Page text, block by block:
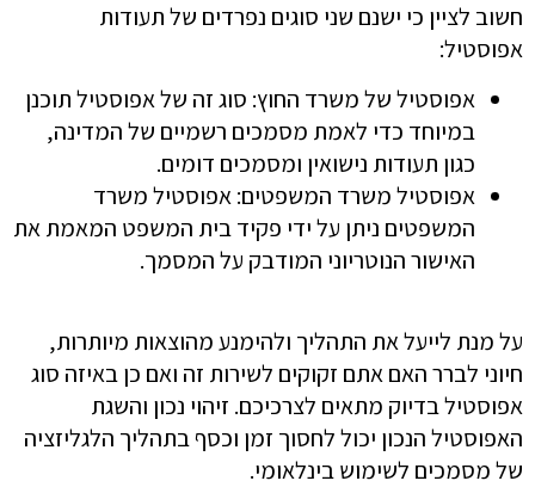
חשוב לציין כי ישנם שני סוגים נפרדים של תעודות
אפוסטיל:
אפוסטיל של משרד החוץ: סוג זה של אפוסטיל תוכנן
במיוחד כדי לאמת מסמכים רשמיים של המדינה,
כגון תעודות נישואין ומסמכים דומים.
אפוסטיל משרד המשפטים: אפוסטיל משרד
המשפטים ניתן על ידי פקיד בית המשפט המאמת את
האישור הנוטריוני המודבק על המסמך.
על מנת לייעל את התהליך ולהימנע מהוצאות מיותרות,
חיוני לברר האם אתם זקוקים לשירות זה ואם כן באיזה סוג
אפוסטיל בדיוק מתאים לצרכיכם. זיהוי נכון והשגת
האפוסטיל הנכון יכול לחסוך זמן וכסף בתהליך הלגליזציה
של מסמכים לשימוש בינלאומי.